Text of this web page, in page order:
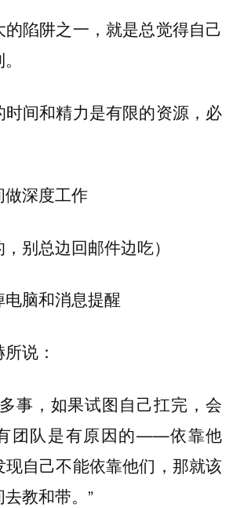
陷阱之一，就是总觉得自己
间和精力是有限的资源，必
做深度工作
别总边回邮件边吃）
脑和消息提醒
说：
事，如果试图自己扛完，会
团队是有原因的——依靠他
自己不能依靠他们，那就该
教和带。”